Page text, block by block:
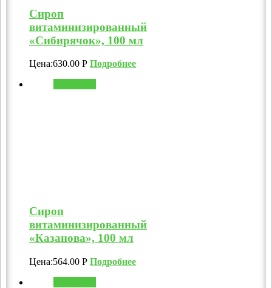
Сироп
витаминизированный
«Сибирячок», 100 мл
Цена:630.00 Р Подробнее
Сироп
витаминизированный
«Казанова», 100 мл
Цена:564.00 Р Подробнее